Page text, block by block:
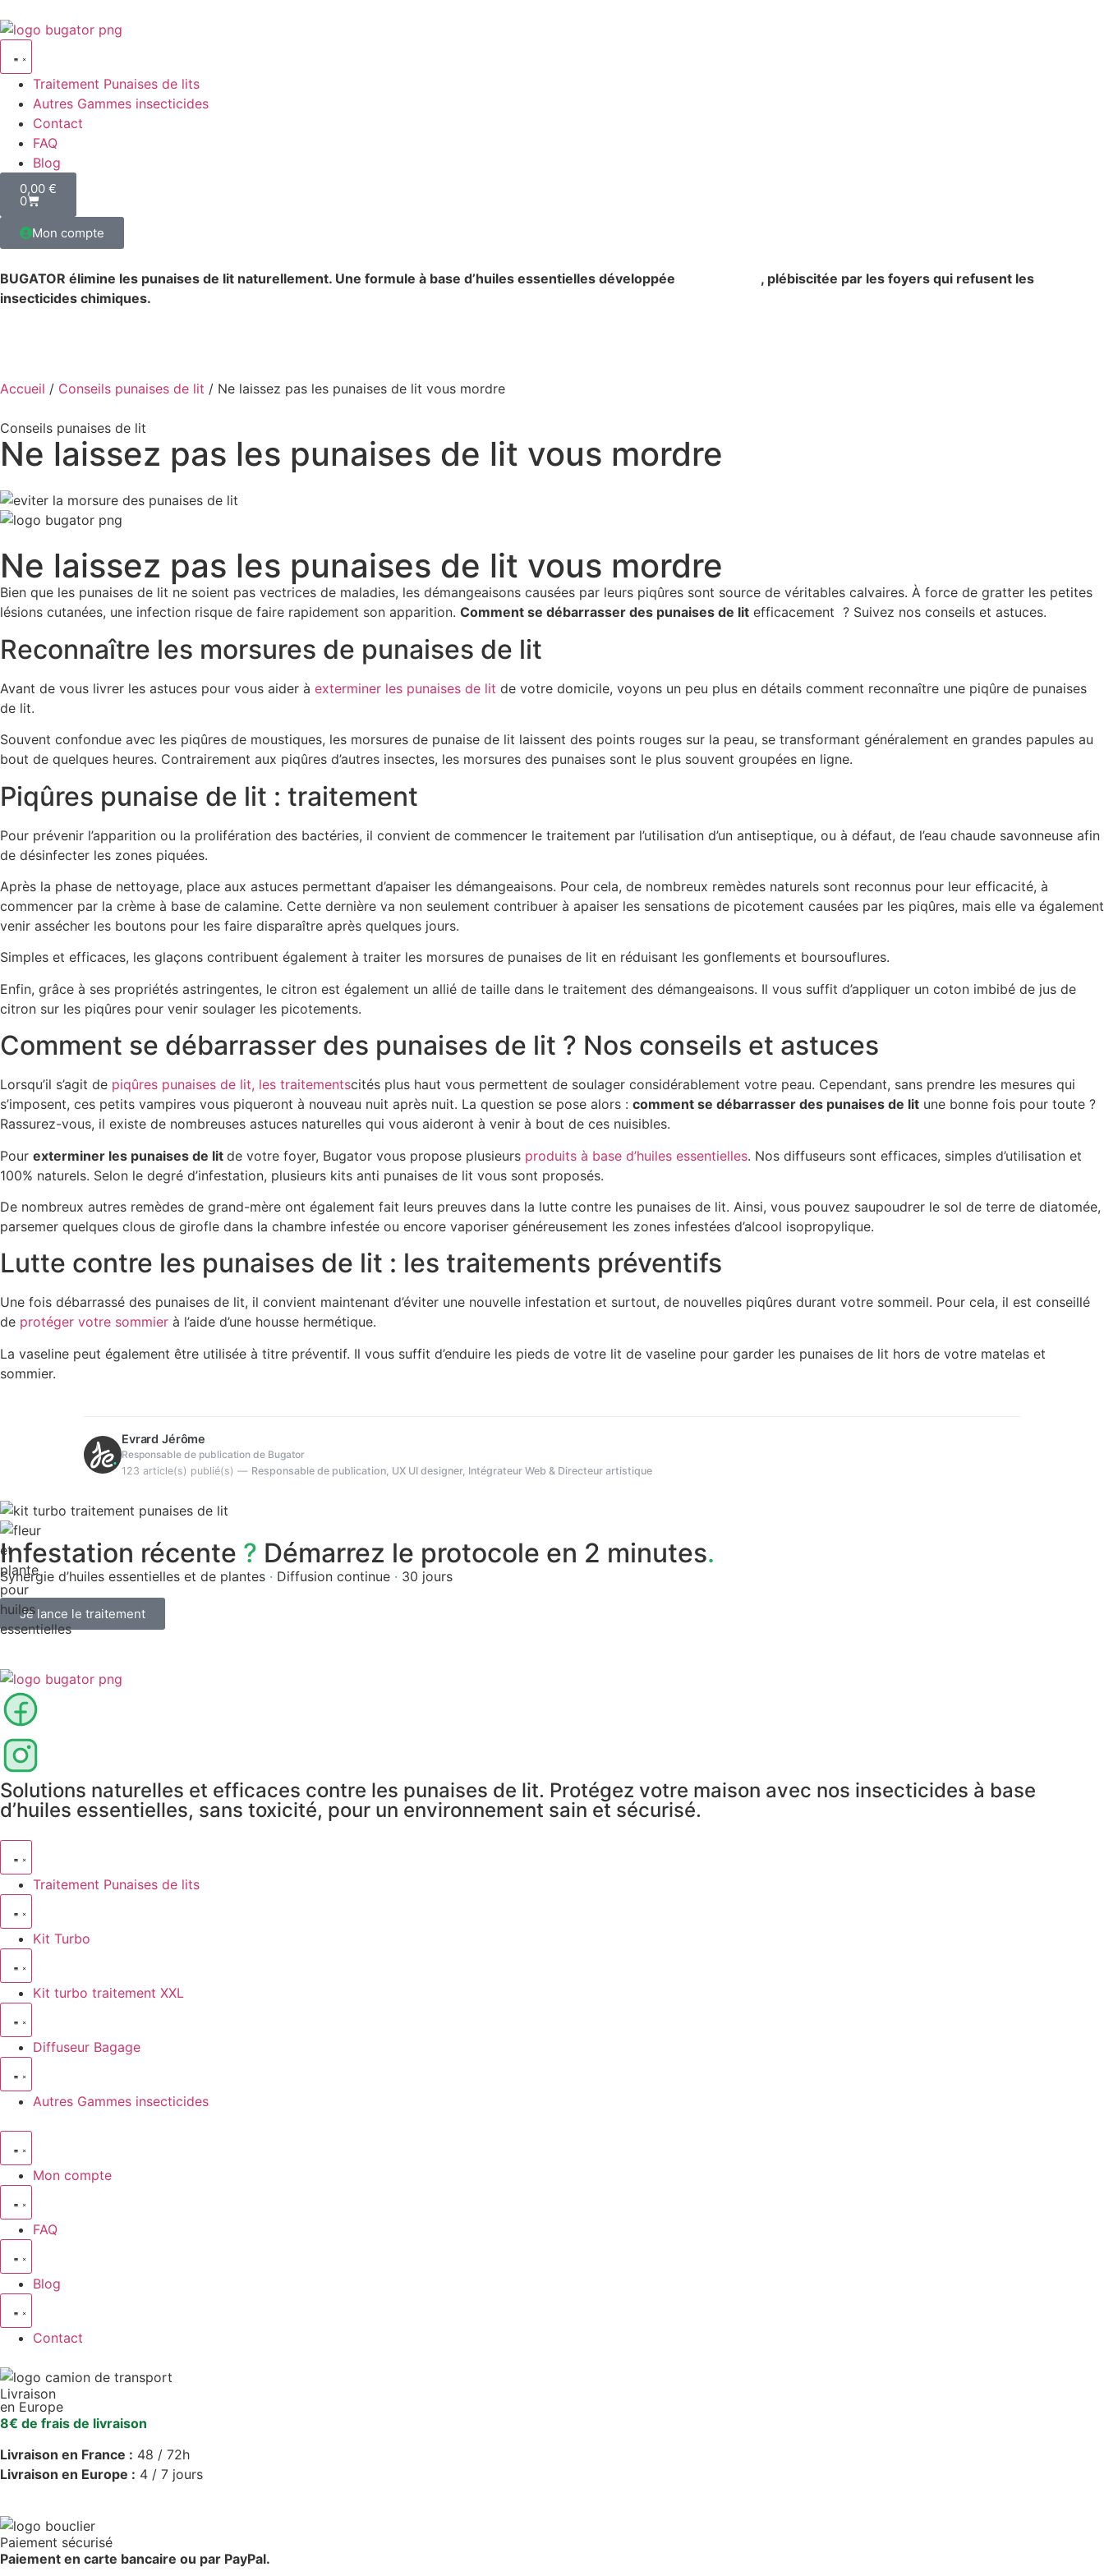
Traitement Punaises de lits
Autres Gammes insecticides
Contact
FAQ
Blog
0,00 €
0
Mon compte
BUGATOR élimine les punaises de lit naturellement. Une formule à base d’huiles essentielles développée
, plébiscitée par les foyers qui refusent les
insecticides chimiques.
Accueil / Conseils punaises de lit / Ne laissez pas les punaises de lit vous mordre
Conseils punaises de lit
Ne laissez pas les punaises de lit vous mordre
Ne laissez pas les punaises de lit vous mordre
Bien que les punaises de lit ne soient pas vectrices de maladies, les démangeaisons causées par leurs piqûres sont source de véritables calvaires. À force de gratter les petites
lésions cutanées, une infection risque de faire rapidement son apparition. Comment se débarrasser des punaises de lit efficacement ? Suivez nos conseils et astuces.
Reconnaître les morsures de punaises de lit
Avant de vous livrer les astuces pour vous aider à exterminer les punaises de lit de votre domicile, voyons un peu plus en détails comment reconnaître une piqûre de punaises
de lit.
Souvent confondue avec les piqûres de moustiques, les morsures de punaise de lit laissent des points rouges sur la peau, se transformant généralement en grandes papules au
bout de quelques heures. Contrairement aux piqûres d’autres insectes, les morsures des punaises sont le plus souvent groupées en ligne.
Piqûres punaise de lit : traitement
Pour prévenir l’apparition ou la prolifération des bactéries, il convient de commencer le traitement par l’utilisation d’un antiseptique, ou à défaut, de l’eau chaude savonneuse afin
de désinfecter les zones piquées.
Après la phase de nettoyage, place aux astuces permettant d’apaiser les démangeaisons. Pour cela, de nombreux remèdes naturels sont reconnus pour leur efficacité, à
commencer par la crème à base de calamine. Cette dernière va non seulement contribuer à apaiser les sensations de picotement causées par les piqûres, mais elle va également
venir assécher les boutons pour les faire disparaître après quelques jours.
Simples et efficaces, les glaçons contribuent également à traiter les morsures de punaises de lit en réduisant les gonflements et boursouflures.
Enfin, grâce à ses propriétés astringentes, le citron est également un allié de taille dans le traitement des démangeaisons. Il vous suffit d’appliquer un coton imbibé de jus de
citron sur les piqûres pour venir soulager les picotements.
Comment se débarrasser des punaises de lit ? Nos conseils et astuces
Lorsqu’il s’agit de piqûres punaises de lit, les traitementscités plus haut vous permettent de soulager considérablement votre peau. Cependant, sans prendre les mesures qui
s’imposent, ces petits vampires vous piqueront à nouveau nuit après nuit. La question se pose alors : comment se débarrasser des punaises de lit une bonne fois pour toute ?
Rassurez-vous, il existe de nombreuses astuces naturelles qui vous aideront à venir à bout de ces nuisibles.
Pour exterminer les punaises de lit de votre foyer, Bugator vous propose plusieurs produits à base d’huiles essentielles. Nos diffuseurs sont efficaces, simples d’utilisation et
100% naturels. Selon le degré d’infestation, plusieurs kits anti punaises de lit vous sont proposés.
De nombreux autres remèdes de grand-mère ont également fait leurs preuves dans la lutte contre les punaises de lit. Ainsi, vous pouvez saupoudrer le sol de terre de diatomée,
parsemer quelques clous de girofle dans la chambre infestée ou encore vaporiser généreusement les zones infestées d’alcool isopropylique.
Lutte contre les punaises de lit : les traitements préventifs
Une fois débarrassé des punaises de lit, il convient maintenant d’éviter une nouvelle infestation et surtout, de nouvelles piqûres durant votre sommeil. Pour cela, il est conseillé
de protéger votre sommier à l’aide d’une housse hermétique.
La vaseline peut également être utilisée à titre préventif. Il vous suffit d’enduire les pieds de votre lit de vaseline pour garder les punaises de lit hors de votre matelas et
sommier.
Evrard Jérôme
Responsable de publication de Bugator
123 article(s) publié(s) — Responsable de publication, UX UI designer, Intégrateur Web & Directeur artistique
Infestation récente ? Démarrez le protocole en 2 minutes.
Synergie d’huiles essentielles et de plantes · Diffusion continue · 30 jours
Je lance le traitement
Solutions naturelles et efficaces contre les punaises de lit. Protégez votre maison avec nos insecticides à base
d’huiles essentielles, sans toxicité, pour un environnement sain et sécurisé.
Traitement Punaises de lits
Kit Turbo
Kit turbo traitement XXL
Diffuseur Bagage
Autres Gammes insecticides
Mon compte
FAQ
Blog
Contact
Livraison
en Europe
8€ de frais de livraison
Livraison en France : 48 / 72h
Livraison en Europe : 4 / 7 jours
Paiement sécurisé
Paiement en carte bancaire ou par PayPal.